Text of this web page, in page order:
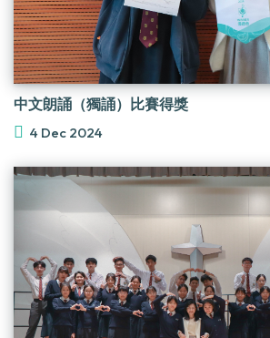
中文朗誦（獨誦）比賽得獎
4 Dec 2024